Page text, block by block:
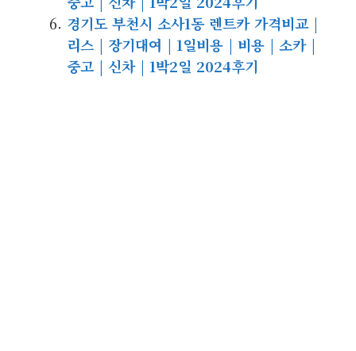
경기도 부천시 소사1동 렌트카 가격비교 |
리스 | 장기대여 | 1일비용 | 비용 | 소카 |
중고 | 신차 | 1박2일 2024후기